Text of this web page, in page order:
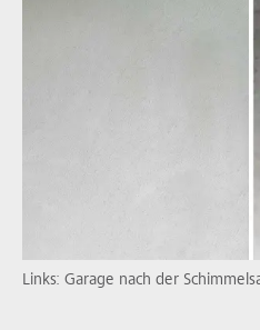
Links: Garage nach der